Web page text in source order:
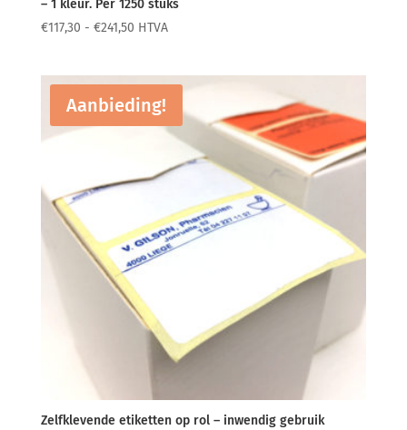
– 1 kleur. Per 1250 stuks
€117,30 - €241,50Prijsklasse:
€241,50
HTVA
Aanbieding!
Zelfklevende etiketten op rol – inwendig gebruik